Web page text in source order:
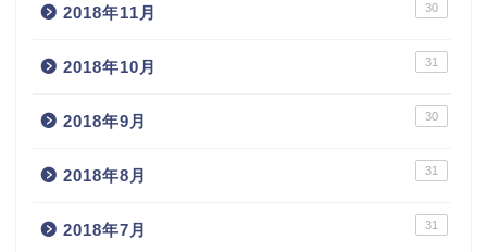
2018年11月 30
2018年10月 31
2018年9月 30
2018年8月 31
2018年7月 31